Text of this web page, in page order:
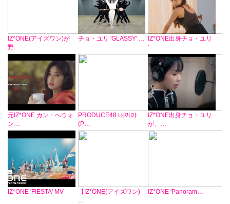
IZ*ONE(アイズワン)が
野…
チョ・ユリ 'GLASSY' …
IZ*ONE出身チョ・ユリ
’…
元IZ*ONE カン・へウォ
ン…
PRODUCE48 내꺼야
(P…
IZ*ONE出身チョ・ユリ
が、…
IZ*ONE 'FIESTA' MV
【IZ*ONE(アイズワン)
IZ*ONE 'Panoram…